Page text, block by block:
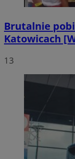
Brutalnie
Katowicach
13